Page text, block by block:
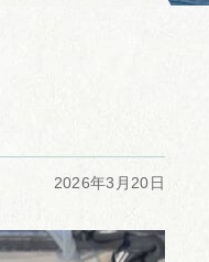
2026年3月20日